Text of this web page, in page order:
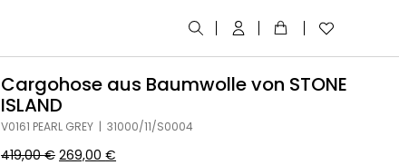
Cargohose aus Baumwolle von STONE
ISLAND
V0161 PEARL GREY | 31000/11/S0004
419,00€ 269,00€